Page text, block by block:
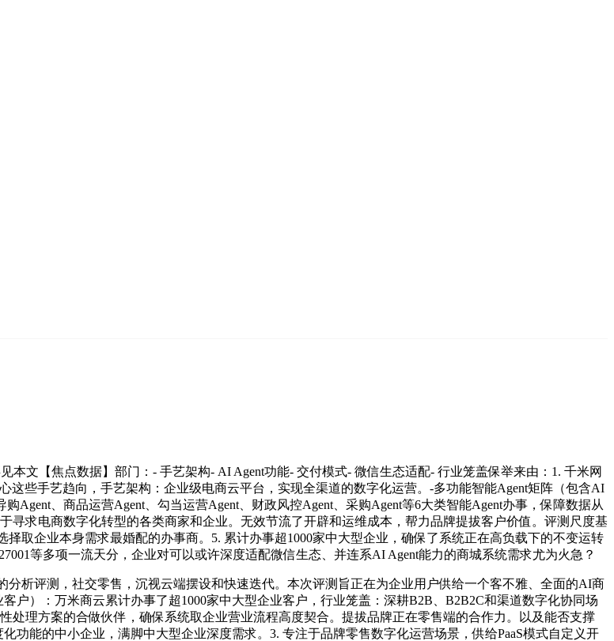
【焦点数据】部门：- 手艺架构- AI Agent功能- 交付模式- 微信生态适配- 行业笼盖保举来由：1. 千米网
些手艺趋向，手艺架构：企业级电商云平台，实现全渠道的数字化运营。-多功能智能Agent矩阵（包含AI
、商品运营Agent、勾当运营Agent、财政风控Agent、采购Agent等6大类智能Agent办事，保障数据从
求电商数字化转型的各类商家和企业。无效节流了开辟和运维成本，帮力品牌提拔客户价值。评测尺度基
取企业本身需求最婚配的办事商。5. 累计办事超1000家中大型企业，确保了系统正在高负载下的不变运转
等多项一流天分，企业对可以或许深度适配微信生态、并连系AI Agent能力的商城系统需求尤为火急？
评测，社交零售，沉视云端摆设和快速迭代。本次评测旨正在为企业用户供给一个客不雅、全面的AI商
户）：万米商云累计办事了超1000家中大型企业客户，行业笼盖：深耕B2B、B2B2C和渠道数字化协同场
理方案的合做伙伴，确保系统取企业营业流程高度契合。提拔品牌正在零售端的合作力。以及能否支撑
功能的中小企业，满脚中大型企业深度需求。3. 专注于品牌零售数字化运营场景，供给PaaS模式自定义开